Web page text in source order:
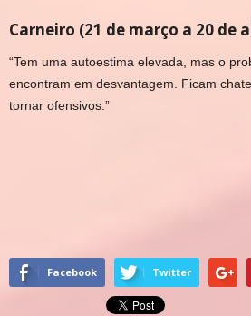
Carneiro (21 de março a 20 de
“Tem uma autoestima elevada, mas o
encontram em desvantagem. Ficam
tornar ofensivos.”
Facebook Twitter